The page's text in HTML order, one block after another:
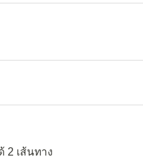
2 เส้นทาง